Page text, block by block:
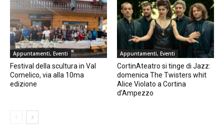
Appuntamenti, Eventi
Festival della scultura in Val
Comelico, via alla 10ma
edizione
Appuntamenti, Eventi
CortinAteatro si tinge di Jazz:
domenica The Twisters whit
Alice Violato a Cortina
d’Ampezzo